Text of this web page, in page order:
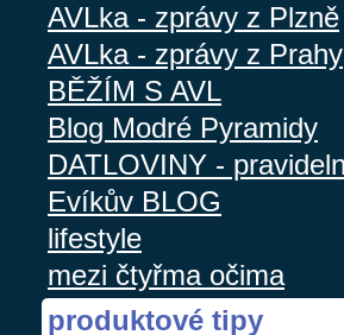
AVLka - zprávy z Plzně
AVLka - zprávy z Prahy
BĚŽÍM S AVL
Blog Modré Pyramidy
DATLOVINY -
Evíkův BLOG
lifestyle
mezi čtyřma očima
produktové tipy